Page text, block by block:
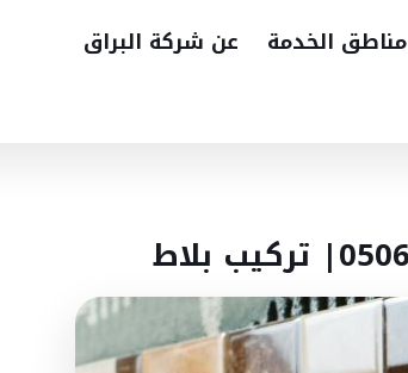
مناطق الخدمة
عن شركة البراق